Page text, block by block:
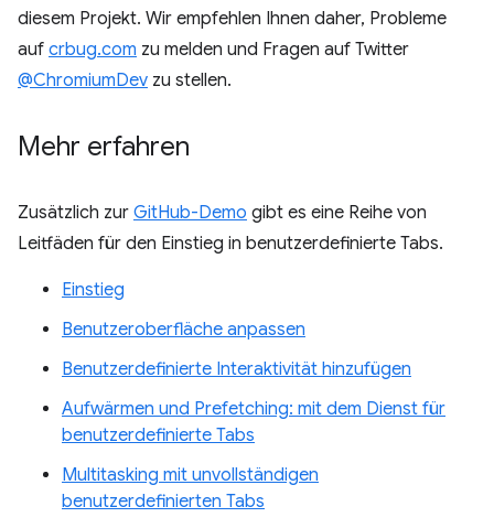
diesem Projekt. Wir empfehlen Ihnen daher, Probleme
auf crbug.com zu melden und Fragen auf Twitter
@ChromiumDev zu stellen.
Mehr erfahren
Zusätzlich zur GitHub-Demo gibt es eine Reihe von
Leitfäden für den Einstieg in benutzerdefinierte Tabs.
Einstieg
Benutzeroberfläche anpassen
Benutzerdefinierte Interaktivität hinzufügen
Aufwärmen und Prefetching: mit dem Dienst für
benutzerdefinierte Tabs
Multitasking mit unvollständigen
benutzerdefinierten Tabs